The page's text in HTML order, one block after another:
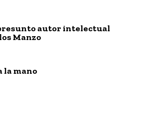
autor intelectual
Manzo
la mano